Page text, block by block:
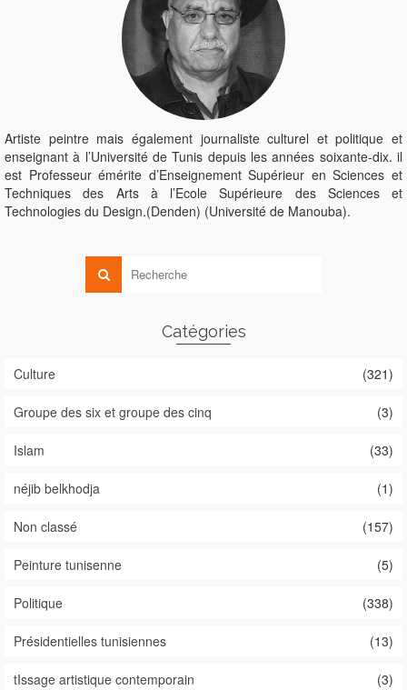
Artiste peintre mais également journaliste culturel et politique et
enseignant à l’Université de Tunis depuis les années soixante-dix. il
est Professeur émérite d’Enseignement Supérieur en Sciences et
Techniques des Arts à l’Ecole Supérieure des Sciences et
Technologies du Design.(Denden) (Université de Manouba).
Catégories
Culture (321)
Groupe des six et groupe des cinq (3)
Islam (33)
néjib belkhodja (1)
Non classé (157)
Peinture tunisenne (5)
Politique (338)
Présidentielles tunisiennes (13)
tIssage artistique contemporain (3)